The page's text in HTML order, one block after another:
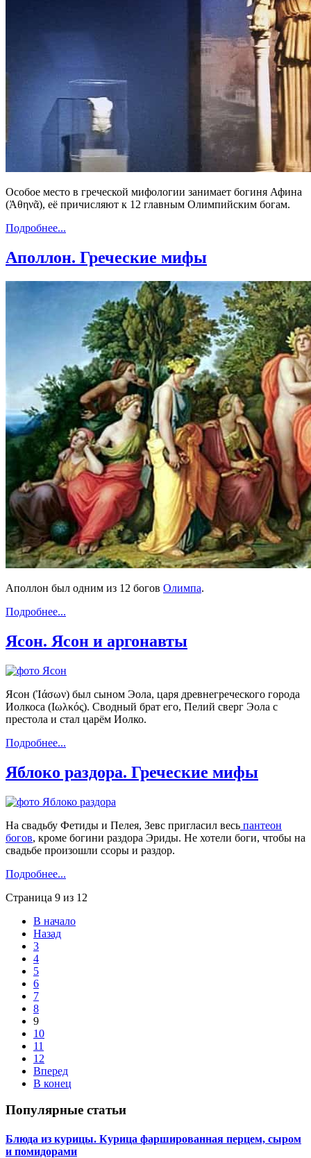
Особое место в греческой мифологии занимает богиня Афина
(Ἀθηνᾶ), её причисляют к 12 главным Олимпийским богам.
Подробнее...
Аполлон. Греческие мифы
Аполлон был одним из 12 богов Олимпа.
Подробнее...
Ясон. Ясон и аргонавты
Ясон (Ἰάσων) был сыном Эола, царя древнегреческого города
Иолкоса (Ιωλκός). Сводный брат его, Пелий сверг Эола с
престола и стал царём Иолко.
Подробнее...
Яблоко раздора. Греческие мифы
На свадьбу Фетиды и Пелея, Зевс пригласил весь пантеон
богов, кроме богини раздора Эриды. Не хотели боги, чтобы на
свадьбе произошли ссоры и раздор.
Подробнее...
Страница 9 из 12
В начало
Назад
3
4
5
6
7
8
9
10
11
12
Вперед
В конец
Популярные статьи
Блюда из курицы. Курица фаршированная перцем, сыром
и помидорами